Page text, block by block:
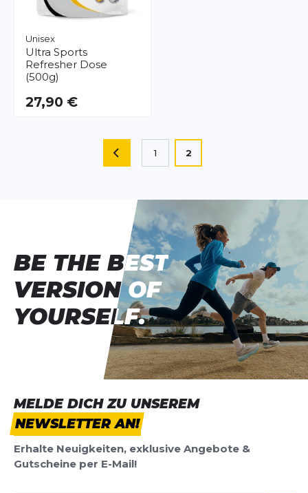
Unisex
Ultra Sports
Refresher Dose
(500g)
27,90 €
SEITE Seite
1 Sie lesen gerade die
2
MELDE DICH ZU UNSEREM
NEWSLETTER AN!
Erhalte Neuigkeiten, exklusive Angebote &
Gutscheine per E-Mail!
BE THE BEST
VERSION OF
YOURSELF.
BE THE BEST
VERSION OF
YOURSELF.